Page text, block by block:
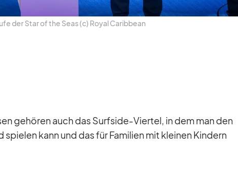
der Star of the Seas (c) Royal Ca­rib­bean
ge­hö­ren auch das Surfs­ide-Vier­tel, in dem man den
spie­len kann und das für Fa­mi­lien mit klei­nen Kin­dern